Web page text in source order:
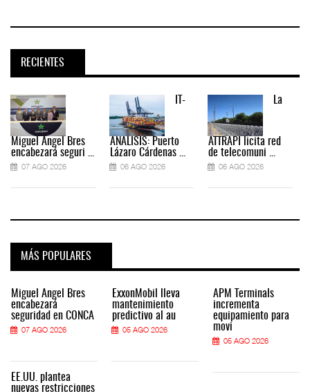
RECIENTES
Miguel Ángel Bres
encabezará seguri ...
07 AGO 2026
IT-
ANÁLISIS: Puerto
Lázaro Cárdenas ...
06 AGO 2026
La
ATTRAPI licita red
de telecomuni ...
06 AGO 2026
MÁS POPULARES
Miguel Ángel Bres
encabezará
seguridad en CONCA
07 AGO 2026
EE.UU. plantea
nuevas restricciones
ExxonMobil lleva
mantenimiento
predictivo al au
05 AGO 2026
APM Terminals
incrementa
equipamiento para
movi
05 AGO 2026